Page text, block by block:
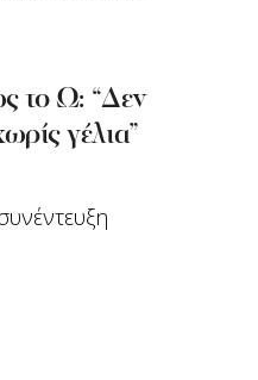
το Ω: “Δεν
γέλια”